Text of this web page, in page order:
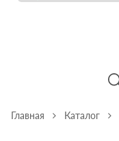
Главная Каталог